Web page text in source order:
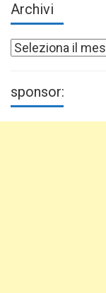
Archivi
Archivi
sponsor: